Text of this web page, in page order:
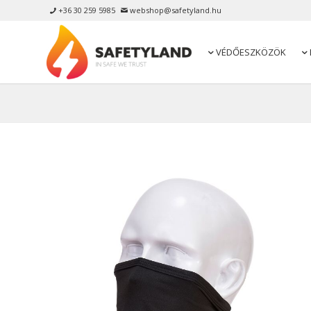
 +36 30 259 5985  webshop@safetyland.hu
 VÉDŐESZKÖZÖK 